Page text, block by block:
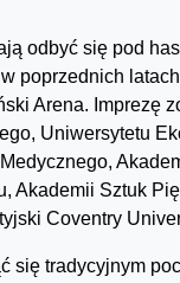
odbyć się pod
poprzednich
Arena. Imprezę
Uniwersytetu
Akademii Sztuk
Coventry
się tradycyjnym